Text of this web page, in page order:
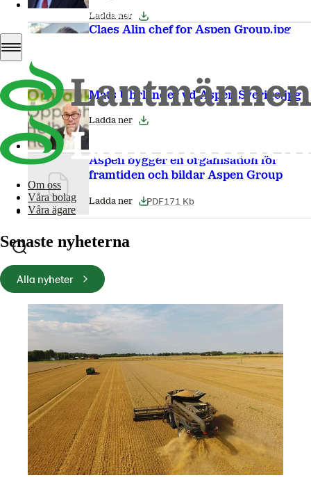
Logga in e-kapitalkonto
Om oss
Våra bolag
Våra ägare
Ladda ner
Claes Alin chef for Aspen Group.jpg
Mats Uhrlander vd Aspen Sverige.jpg
Ladda ner
Aspen bygger en organisation för
framtiden och bildar Aspen Group
PDF171 Kb
Ladda ner
Senaste nyheterna
Alla nyheter